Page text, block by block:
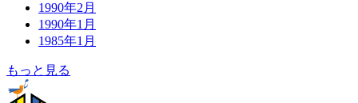
1990年2月
1990年1月
1985年1月
もっと見る